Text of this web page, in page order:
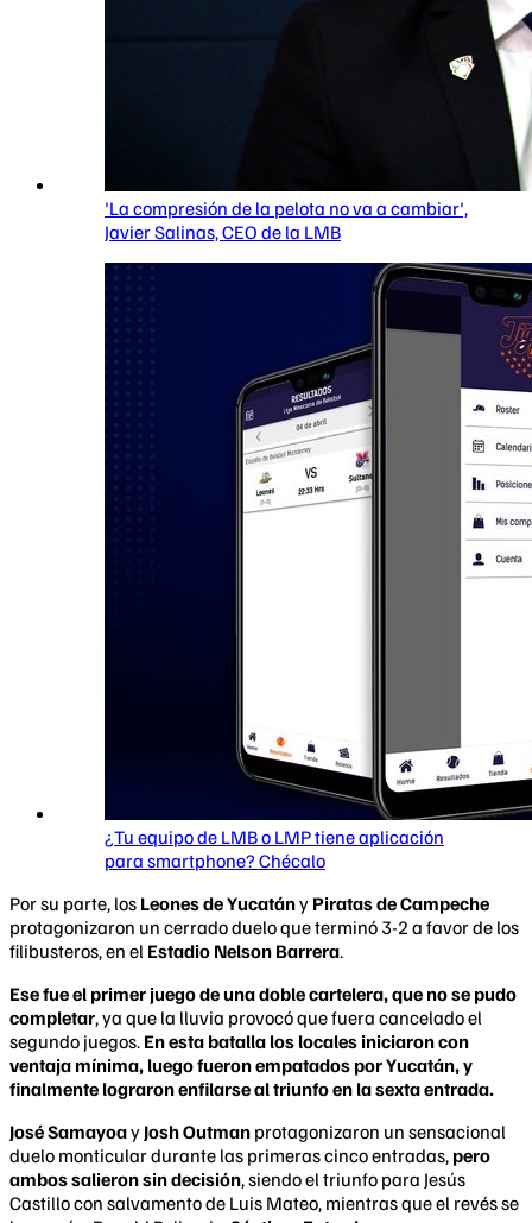
'La compresión de la pelota no va a cambiar',
Javier Salinas, CEO de la LMB
¿Tu equipo de LMB o LMP tiene aplicación
para smartphone? Chécalo
Por su parte, los Leones de Yucatány Piratas de Campeche
protagonizaron un cerrado duelo que terminó 3-2 a favor de los
filibusteros, en el Estadio Nelson Barrera.
Ese fue el primer juego de una doble cartelera, que no se pudo
completar, ya que la lluvia provocó que fuera cancelado el
segundo juegos. En esta batalla los locales iniciaron con
ventaja mínima, luego fueron empatados por Yucatán, y
finalmente lograron enfilarse al triunfo en la sexta entrada.
José Samayoay Josh Outman protagonizaron un sensacional
duelo monticular durante las primeras cinco entradas, pero
ambos salieron sin decisión, siendo el triunfo para Jesús
Castillo con salvamento de Luis Mateo, mientras que el revés se